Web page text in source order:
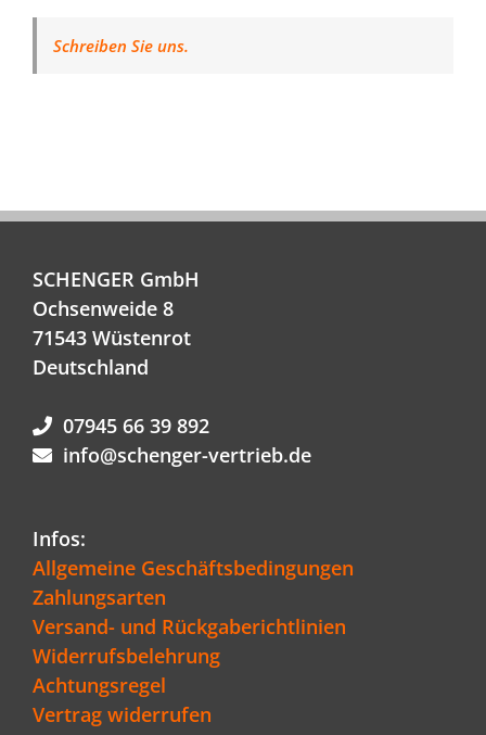
Schreiben Sie uns.
SCHENGER GmbH
Ochsenweide 8
71543 Wüstenrot
Deutschland
07945 66 39 892
info@schenger-vertrieb.de
Infos:
Allgemeine Geschäftsbedingungen
Zahlungsarten
Versand- und Rückgaberichtlinien
Widerrufsbelehrung
Achtungsregel
Vertrag widerrufen